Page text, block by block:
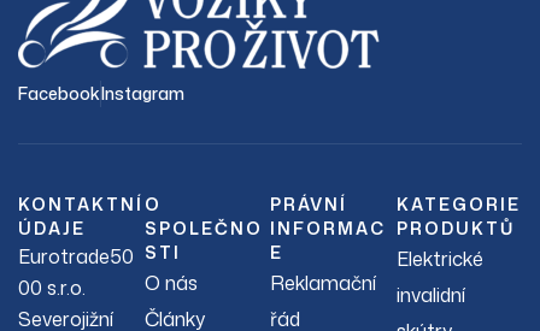
FacebookInstagram
KONTAKTNÍ
ÚDAJE
Eurotrade50
00 s.r.o.
Severojižní
O
SPOLEČNO
STI
O nás
Články
PRÁVNÍ
INFORMAC
E
Reklamační
řád
KATEGORIE
PRODUKTŮ
Elektrické
invalidní